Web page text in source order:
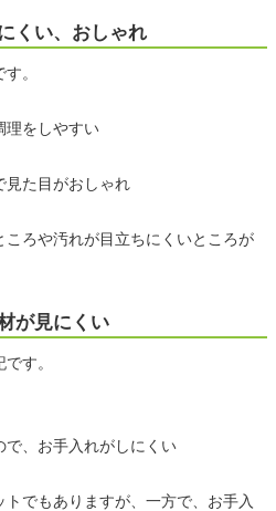
くい、おしゃれ
。
理をしやすい
見た目がおしゃれ
ろや汚れが目立ちにくいところが
が見にくい
す。
で、お手入れがしにくい
でもありますが、一方で、お手入